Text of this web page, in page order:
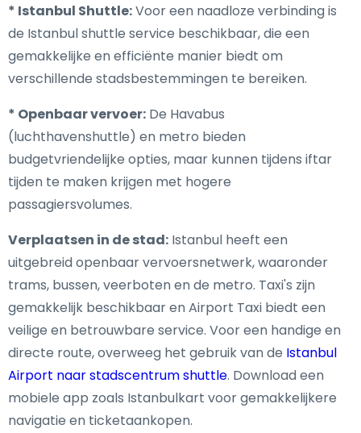
* Istanbul Shuttle:Voor een naadloze verbinding is
de Istanbul shuttle service beschikbaar, die een
gemakkelijke en efficiënte manier biedt om
verschillende stadsbestemmingen te bereiken.
* Openbaar vervoer: De Havabus
(luchthavenshuttle) en metro bieden
budgetvriendelijke opties, maar kunnen tijdens iftar
tijden te maken krijgen met hogere
passagiersvolumes.
Verplaatsen in de stad: Istanbul heeft een
uitgebreid openbaar vervoersnetwerk, waaronder
trams, bussen, veerboten en de metro. Taxi's zijn
gemakkelijk beschikbaar en Airport Taxi biedt een
veilige en betrouwbare service. Voor een handige en
directe route, overweeg het gebruik van de Istanbul
Airport naar stadscentrum shuttle. Download een
mobiele app zoals Istanbulkart voor gemakkelijkere
navigatie en ticketaankopen.